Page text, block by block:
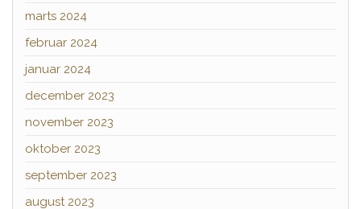
marts 2024
februar 2024
januar 2024
december 2023
november 2023
oktober 2023
september 2023
august 2023